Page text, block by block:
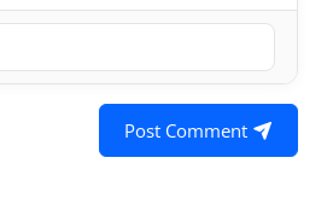
Post Comment